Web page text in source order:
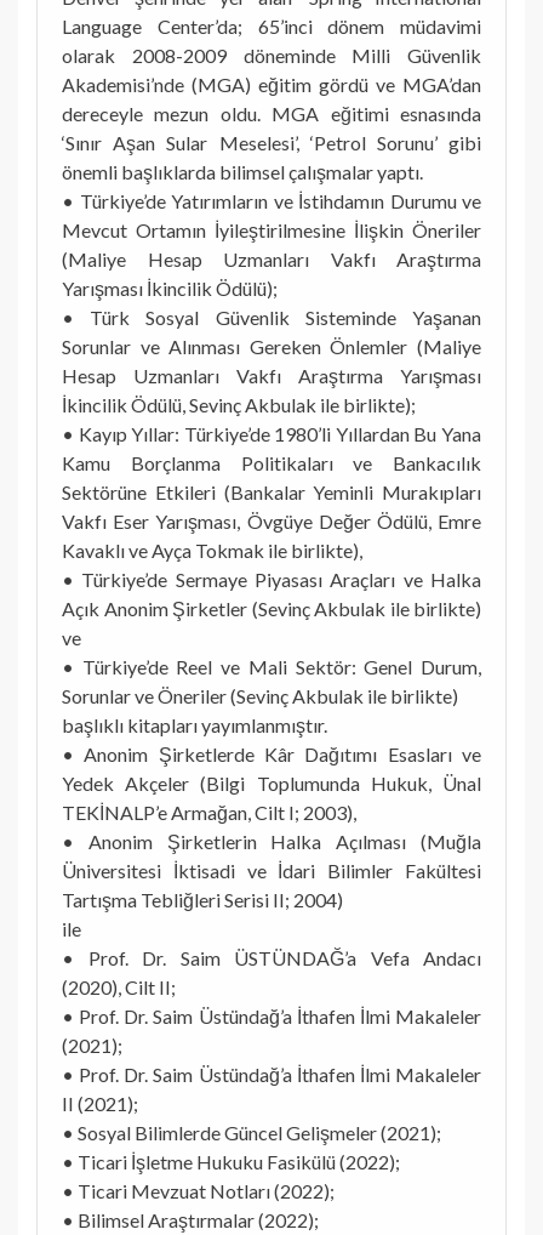
Language Center’da; 65’inci dönem müdavimi
olarak 2008-2009 döneminde Milli Güvenlik
Akademisi’nde (MGA) eğitim gördü ve MGA’dan
dereceyle mezun oldu. MGA eğitimi esnasında
‘Sınır Aşan Sular Meselesi’, ‘Petrol Sorunu’ gibi
önemli başlıklarda bilimsel çalışmalar yaptı.
• Türkiye’de Yatırımların ve İstihdamın Durumu ve
Mevcut Ortamın İyileştirilmesine İlişkin Öneriler
(Maliye Hesap Uzmanları Vakfı Araştırma
Yarışması İkincilik Ödülü);
• Türk Sosyal Güvenlik Sisteminde Yaşanan
Sorunlar ve Alınması Gereken Önlemler (Maliye
Hesap Uzmanları Vakfı Araştırma Yarışması
İkincilik Ödülü, Sevinç Akbulak ile birlikte);
• Kayıp Yıllar: Türkiye’de 1980’li Yıllardan Bu Yana
Kamu Borçlanma Politikaları ve Bankacılık
Sektörüne Etkileri (Bankalar Yeminli Murakıpları
Vakfı Eser Yarışması, Övgüye Değer Ödülü, Emre
Kavaklı ve Ayça Tokmak ile birlikte),
• Türkiye’de Sermaye Piyasası Araçları ve Halka
Açık Anonim Şirketler (Sevinç Akbulak ile birlikte)
ve
• Türkiye’de Reel ve Mali Sektör: Genel Durum,
Sorunlar ve Öneriler (Sevinç Akbulak ile birlikte)
başlıklı kitapları yayımlanmıştır.
• Anonim Şirketlerde Kâr Dağıtımı Esasları ve
Yedek Akçeler (Bilgi Toplumunda Hukuk, Ünal
TEKİNALP’e Armağan, Cilt I; 2003),
• Anonim Şirketlerin Halka Açılması (Muğla
Üniversitesi İktisadi ve İdari Bilimler Fakültesi
Tartışma Tebliğleri Serisi II; 2004)
ile
• Prof. Dr. Saim ÜSTÜNDAĞ’a Vefa Andacı
(2020), Cilt II;
• Prof. Dr. Saim Üstündağ’a İthafen İlmi Makaleler
(2021);
• Prof. Dr. Saim Üstündağ’a İthafen İlmi Makaleler
II (2021);
• Sosyal Bilimlerde Güncel Gelişmeler (2021);
• Ticari İşletme Hukuku Fasikülü (2022);
• Ticari Mevzuat Notları (2022);
• Bilimsel Araştırmalar (2022);